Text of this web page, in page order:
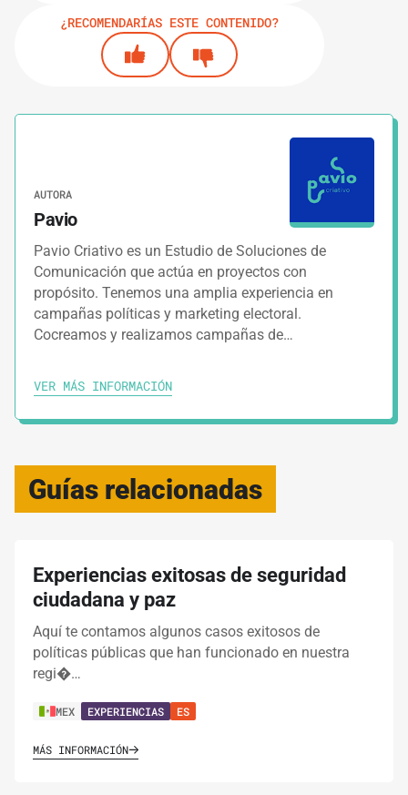
¿RECOMENDARÍAS ESTE CONTENIDO?
AUTORA
Pavio
Pavio Criativo es un Estudio de Soluciones de
Comunicación que actúa en proyectos con
propósito. Tenemos una amplia experiencia en
campañas políticas y marketing electoral.
Cocreamos y realizamos campañas de…
VER MÁS INFORMACIÓN
Guías relacionadas
Experiencias exitosas de seguridad
ciudadana y paz
Aquí te contamos algunos casos exitosos de
políticas públicas que han funcionado en nuestra
regi�…
MEX EXPERIENCIAS ES
MÁS INFORMACIÓN